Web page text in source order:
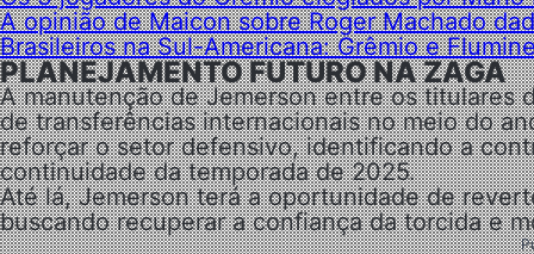
A opinião de Maicon sobre Roger Machado
Brasileiros na Sul-Americana: Grêmio e
PLANEJAMENTO FUTURO NA ZAGA
A manutenção de Jemerson entre os titulares
de transferências internacionais no meio do
reforçar o setor defensivo, identificando a
continuidade da temporada de 2025.
Até lá, Jemerson terá a oportunidade de
buscando recuperar a confiança da torcida e